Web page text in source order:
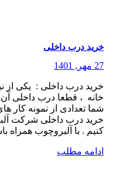
خرید درب داخلی
27 مهر, 1401
خرید درب داخلی : یکی از
خانه ، قطعا درب داخلی
شما تعدادی از نمونه کار
خرید درب داخلی شرکت
کنیم . با آلبروچوب همراه
ادامه مطلب